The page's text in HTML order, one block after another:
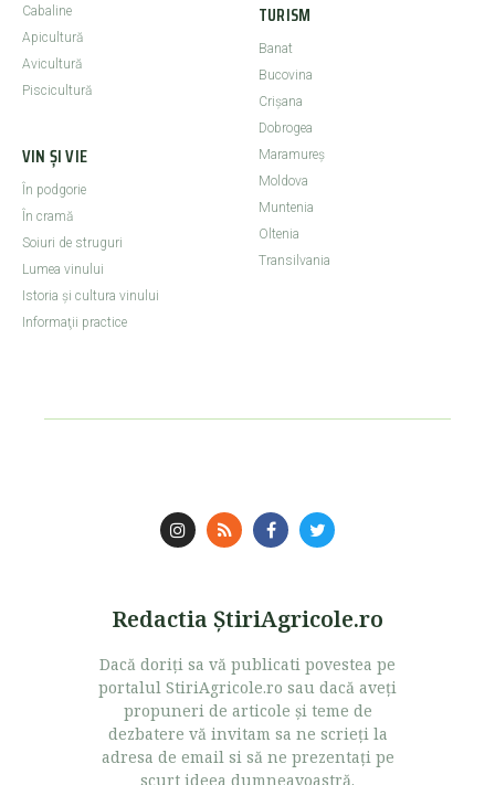
Cabaline
Apicultură
Avicultură
Piscicultură
VIN ȘI VIE
În podgorie
În cramă
Soiuri de struguri
Lumea vinului
Istoria şi cultura vinului
Informaţii practice
TURISM
Banat
Bucovina
Crişana
Dobrogea
Maramureş
Moldova
Muntenia
Oltenia
Transilvania
Redactia ŞtiriAgricole.ro
Dacă doriţi sa vă publicati povestea pe
portalul StiriAgricole.ro sau dacă aveţi
propuneri de articole şi teme de
dezbatere vă invitam sa ne scrieţi la
adresa de email si să ne prezentaţi pe
scurt ideea dumneavoastră.